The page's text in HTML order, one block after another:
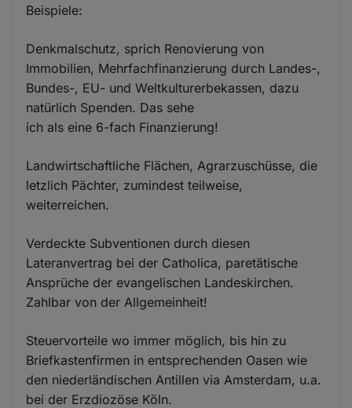
Beispiele:
Denkmalschutz, sprich Renovierung von
Immobilien, Mehrfachfinanzierung durch Landes-,
Bundes-, EU- und Weltkulturerbekassen, dazu
natürlich Spenden. Das sehe
ich als eine 6-fach Finanzierung!
Landwirtschaftliche Flächen, Agrarzuschüsse, die
letzlich Pächter, zumindest teilweise,
weiterreichen.
Verdeckte Subventionen durch diesen
Lateranvertrag bei der Catholica, paretätische
Ansprüche der evangelischen Landeskirchen.
Zahlbar von der Allgemeinheit!
Steuervorteile wo immer möglich, bis hin zu
Briefkastenfirmen in entsprechenden Oasen wie
den niederländischen Antillen via Amsterdam, u.a.
bei der Erzdiozöse Köln.